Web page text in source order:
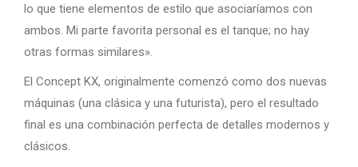
lo que tiene elementos de estilo que asociaríamos con
ambos. Mi parte favorita personal es el tanque; no hay
otras formas similares».
El Concept KX, originalmente comenzó como dos nuevas
máquinas (una clásica y una futurista), pero el resultado
final es una combinación perfecta de detalles modernos y
clásicos.